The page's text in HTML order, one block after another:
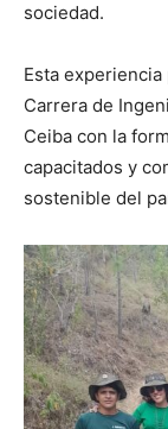
sociedad.
Esta
Carrera de
Ceiba con la
capacitados y
sostenible del